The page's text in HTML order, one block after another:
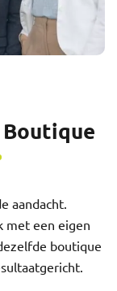
Boutique
aandacht.
met een eigen
boutique